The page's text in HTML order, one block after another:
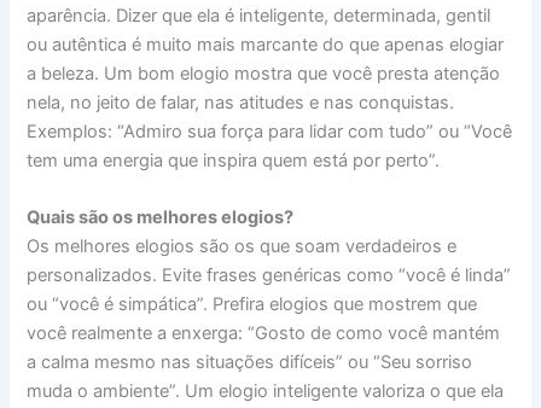
aparência. Dizer que ela é inteligente, determinada, gentil
ou autêntica é muito mais marcante do que apenas elogiar
a beleza. Um bom elogio mostra que você presta atenção
nela, no jeito de falar, nas atitudes e nas conquistas.
Exemplos: “Admiro sua força para lidar com tudo” ou “Você
tem uma energia que inspira quem está por perto”.
Quais são os melhores elogios?
Os melhores elogios são os que soam verdadeiros e
personalizados. Evite frases genéricas como “você é linda”
ou “você é simpática”. Prefira elogios que mostrem que
você realmente a enxerga: “Gosto de como você mantém
a calma mesmo nas situações difíceis” ou “Seu sorriso
muda o ambiente”. Um elogio inteligente valoriza o que ela